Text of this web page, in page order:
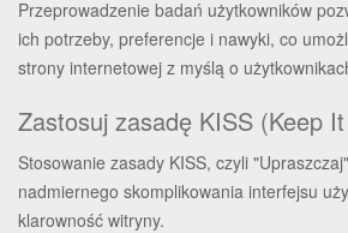
Przeprowadzenie badań użytkowników
ich potrzeby, preferencje i nawyki, co
strony internetowej z myślą o
Zastosuj zasadę KISS (Keep
Stosowanie zasady KISS, czyli
nadmiernego skomplikowania interfejsu
klarowność witryny.